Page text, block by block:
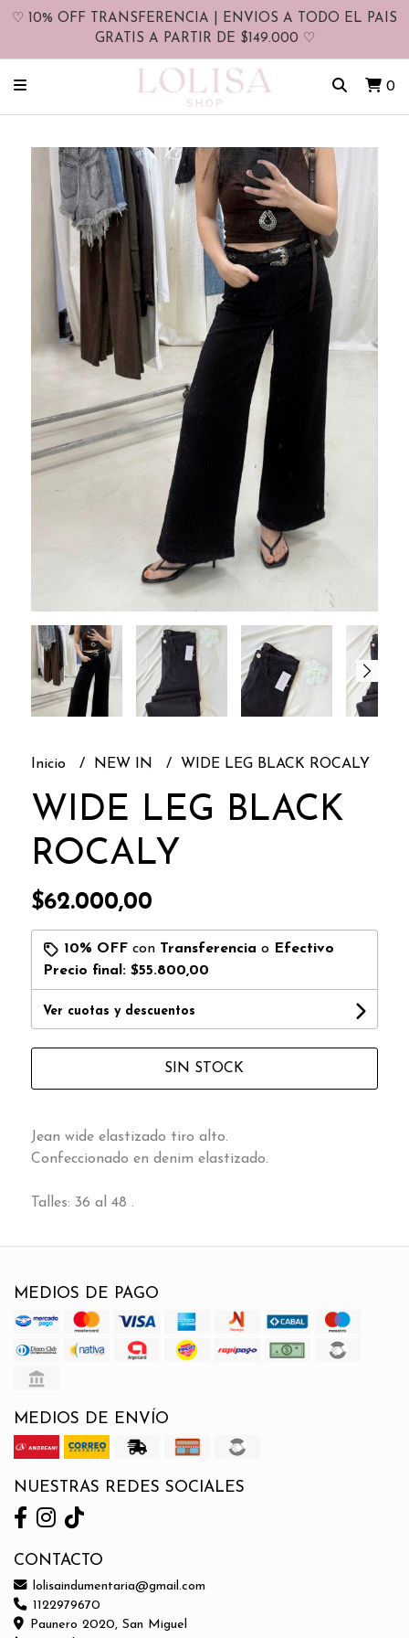
♡ 10% OFF TRANSFERENCIA | ENVIOS A TODO EL PAIS
GRATIS A PARTIR DE $149.000 ♡
0
Inicio NEW IN WIDE LEG BLACK ROCALY
WIDE LEG BLACK
ROCALY
$62.000,00
10% OFFcon Transferencia o Efectivo
Precio final: $55.800,00
Ver cuotas y descuentos
SIN STOCK
Jean wide elastizado tiro alto.
Confeccionado en denim elastizado.
Talles: 36 al 48 .
MEDIOS DE PAGO
MEDIOS DE ENVÍO
NUESTRAS REDES SOCIALES
CONTACTO
lolisaindumentaria@gmail.com
1122979670
Paunero 2020, San Miguel